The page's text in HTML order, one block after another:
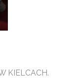
KIELCACH.